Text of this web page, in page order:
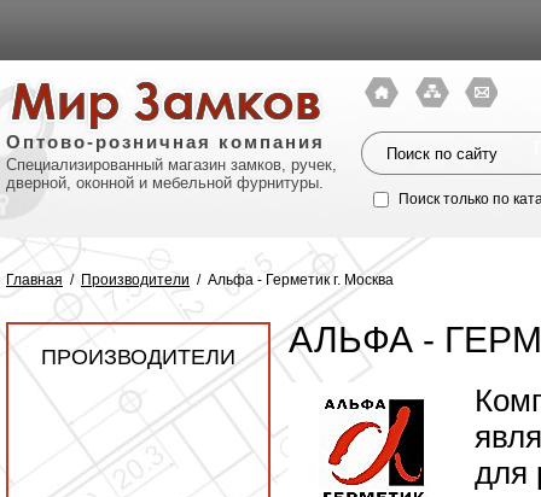
Оптово-розничная компания
Специализированный магазин замков, ручек,
дверной, оконной и мебельной фурнитуры.
Поиск только по
Главная / Производители / Альфа - Герметик г. Москва
ПРОИЗВОДИТЕЛИ АЛЬФА -
для